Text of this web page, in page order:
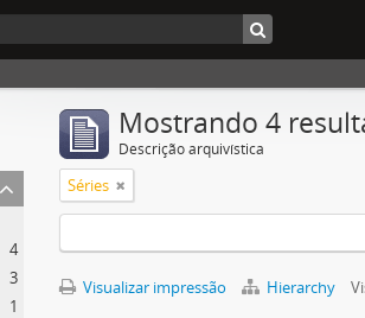
4
3
1
Mostrando 4
Descrição arquivística
Séries
Visualizar impressão Hierarchy